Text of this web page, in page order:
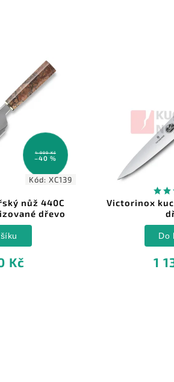
4 999 Kč
–40 %
Kód: XC139
nůž 440C
dřevo
Kč
Victorinox
1
Do